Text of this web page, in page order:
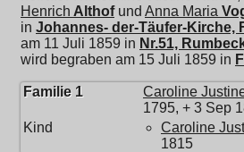
Henrich Althofund Anna Maria
in Johannes- der-Täufer-Kirche,
am 11 Juli 1859 in Nr.51,
wird begraben am 15 Juli 1859 in
Familie 1 Caroline
1795, + 3 Sep
Kind
Caroline
1815